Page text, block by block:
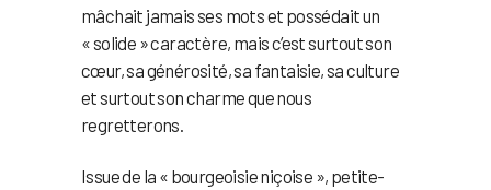
mâchait jamais ses mots et possédait un
« solide » caractère, mais c’est surtout son
cœur, sa générosité, sa fantaisie, sa culture
et surtout son charme que nous
regretterons.
Issue de la « bourgeoisie niçoise », petite-